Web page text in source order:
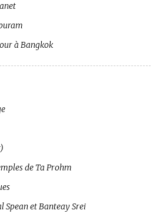
à Bangkok
de Ta Prohm
Spean et Banteay Srei